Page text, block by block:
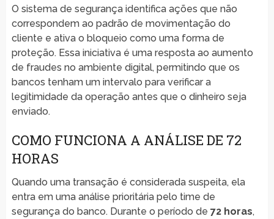
O sistema de segurança identifica ações que não
correspondem ao padrão de movimentação do
cliente e ativa o bloqueio como uma forma de
proteção. Essa iniciativa é uma resposta ao aumento
de fraudes no ambiente digital, permitindo que os
bancos tenham um intervalo para verificar a
legitimidade da operação antes que o dinheiro seja
enviado.
COMO FUNCIONA A ANÁLISE DE 72
HORAS
Quando uma transação é considerada suspeita, ela
entra em uma análise prioritária pelo time de
segurança do banco. Durante o período de 72 horas,